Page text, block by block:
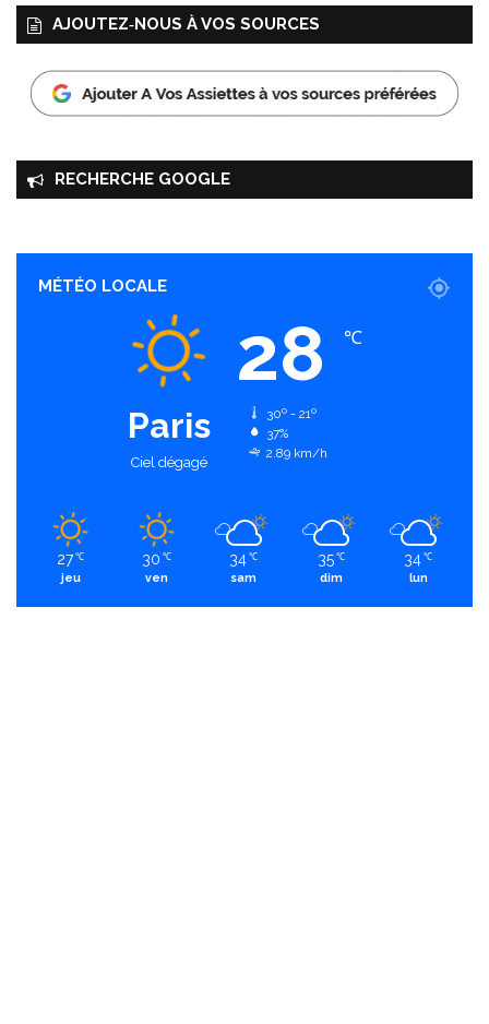
AJOUTEZ‑NOUS À VOS SOURCES
RECHERCHE GOOGLE
MÉTÉO LOCALE
Paris
Ciel dégagé
28 ℃
30º - 21º
37%
2.89 km/h
27 ℃
jeu
30 ℃
ven
34 ℃
sam
35 ℃
dim
34 ℃
lun